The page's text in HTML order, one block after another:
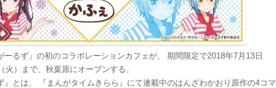
ーるず』の初のコラボレーションカフェが、 期間限定で2018年7月13日
火）まで、秋葉原にオープンする。
』とは、 『まんがタイムきらら』にて連載中のはんざわかおり原作の4コマ